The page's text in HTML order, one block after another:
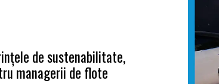
de sustenabilitate,
managerii de flote